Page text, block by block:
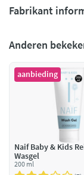
Fabrikant
Anderen
aanbieding
Naif Baby & Kids
Wasgel
200 ml